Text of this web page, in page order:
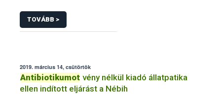
TOVÁBB >
2019. március 14, csütörtök
Antibiotikumot vény nélkül kiadó állatpatika
ellen indított eljárást a Nébih